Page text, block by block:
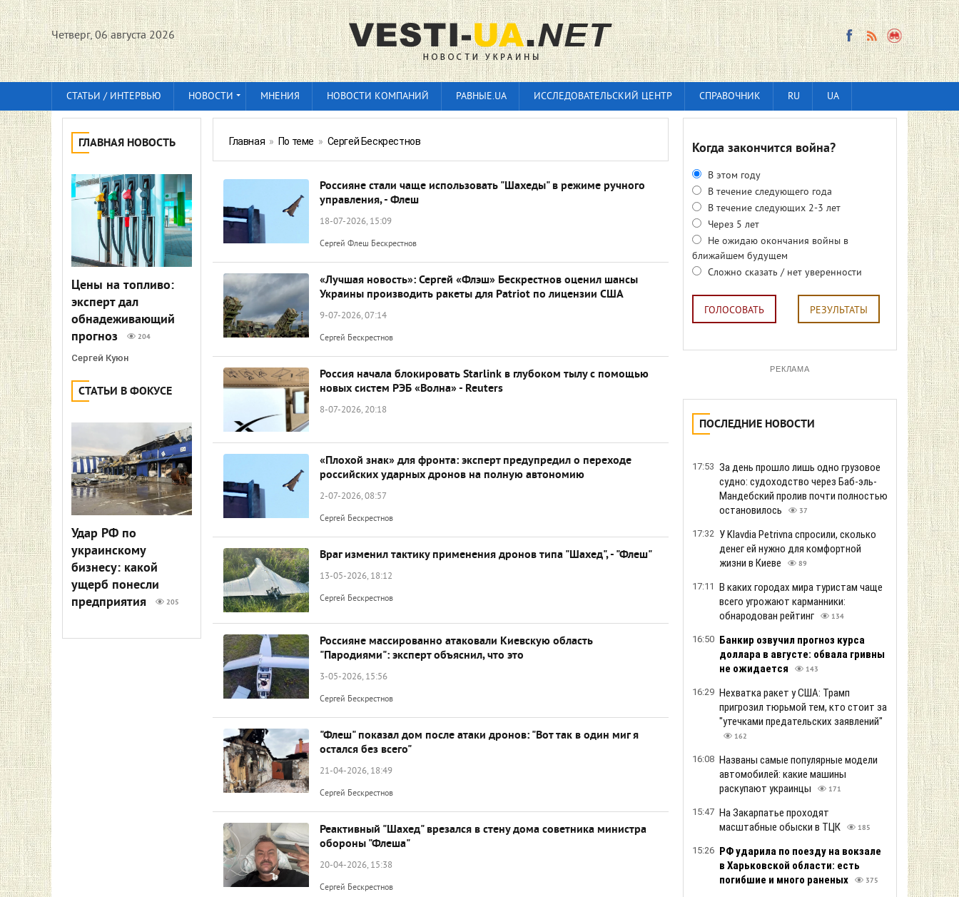
Четверг, 06 августа 2026
СТАТЬИ / ИНТЕРВЬЮ НОВОСТИ МНЕНИЯ НОВОСТИ КОМПАНИЙ РАВНЫЕ.UA ИССЛЕДОВАТЕЛЬСКИЙ ЦЕНТР СПРАВОЧНИК RU UA
ГЛАВНАЯ НОВОСТЬ
Цены на топливо:
эксперт дал
обнадеживающий
прогноз
204
Сергей Куюн
СТАТЬИ В ФОКУСЕ
Удар РФ по
украинскому
бизнесу: какой
ущерб понесли
предприятия
205
Главная » По теме » Сергей Бескрестнов
Россияне стали чаще использовать "Шахеды" в режиме ручного
управления, - Флеш
18-07-2026, 15:09
Сергей Флеш Бескрестнов
«Лучшая новость»: Сергей «Флэш» Бескрестнов оценил шансы
Украины производить ракеты для Patriot по лицензии США
9-07-2026, 07:14
Сергей Бескрестнов
Россия начала блокировать Starlink в глубоком тылу с помощью
новых систем РЭБ «Волна» - Reuters
8-07-2026, 20:18
«Плохой знак» для фронта: эксперт предупредил о переходе
российских ударных дронов на полную автономию
2-07-2026, 08:57
Сергей Бескрестнов
Враг изменил тактику применения дронов типа "Шахед", - "Флеш"
13-05-2026, 18:12
Сергей Бескрестнов
Россияне массированно атаковали Киевскую область
"Пародиями": эксперт объяснил, что это
3-05-2026, 15:56
Сергей Бескрестнов
"Флеш" показал дом после атаки дронов: "Вот так в один миг я
остался без всего"
21-04-2026, 18:49
Сергей Бескрестнов
Реактивный "Шахед" врезался в стену дома советника министра
обороны "Флеша"
20-04-2026, 15:38
Сергей Бескрестнов
Когда закончится война?
В этом году
В течение следующего года
В течение следующих 2-3 лет
Через 5 лет
Не ожидаю окончания войны в
ближайшем будущем
Сложно сказать / нет уверенности
ГОЛОСОВАТЬ РЕЗУЛЬТАТЫ
РЕКЛАМА
ПОСЛЕДНИЕ НОВОСТИ
17:53 За день прошло лишь одно грузовое
судно: судоходство через Баб-эль-
Мандебский пролив почти полностью
остановилось
37
17:32 У Klavdia Petrivna спросили, сколько
денег ей нужно для комфортной
жизни в Киеве
89
17:11 В каких городах мира туристам чаще
всего угрожают карманники:
обнародован рейтинг
134
16:50 Банкир озвучил прогноз курса
доллара в августе: обвала гривны
не ожидается
143
16:29 Нехватка ракет у США: Трамп
пригрозил тюрьмой тем, кто стоит за
"утечками предательских заявлений"
162
16:08 Названы самые популярные модели
автомобилей: какие машины
раскупают украинцы
171
15:47 На Закарпатье проходят
масштабные обыски в ТЦК
185
15:26 РФ ударила по поезду на вокзале
в Харьковской области: есть
погибшие и много раненых
375